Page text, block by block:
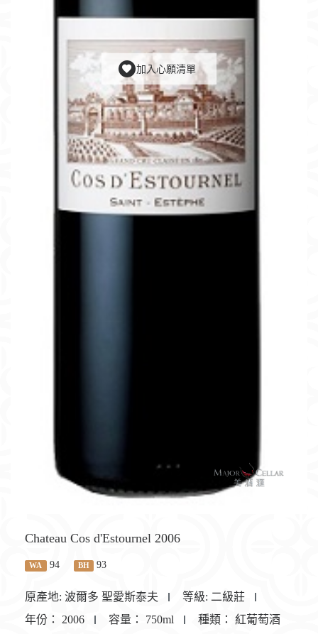
加入心願清單
Chateau Cos d'Estournel 2006
WA 94 BH 93
原產地: 波爾多 聖愛斯泰夫 等級: 二級莊
年份： 2006 容量： 750ml 種類： 紅葡萄酒